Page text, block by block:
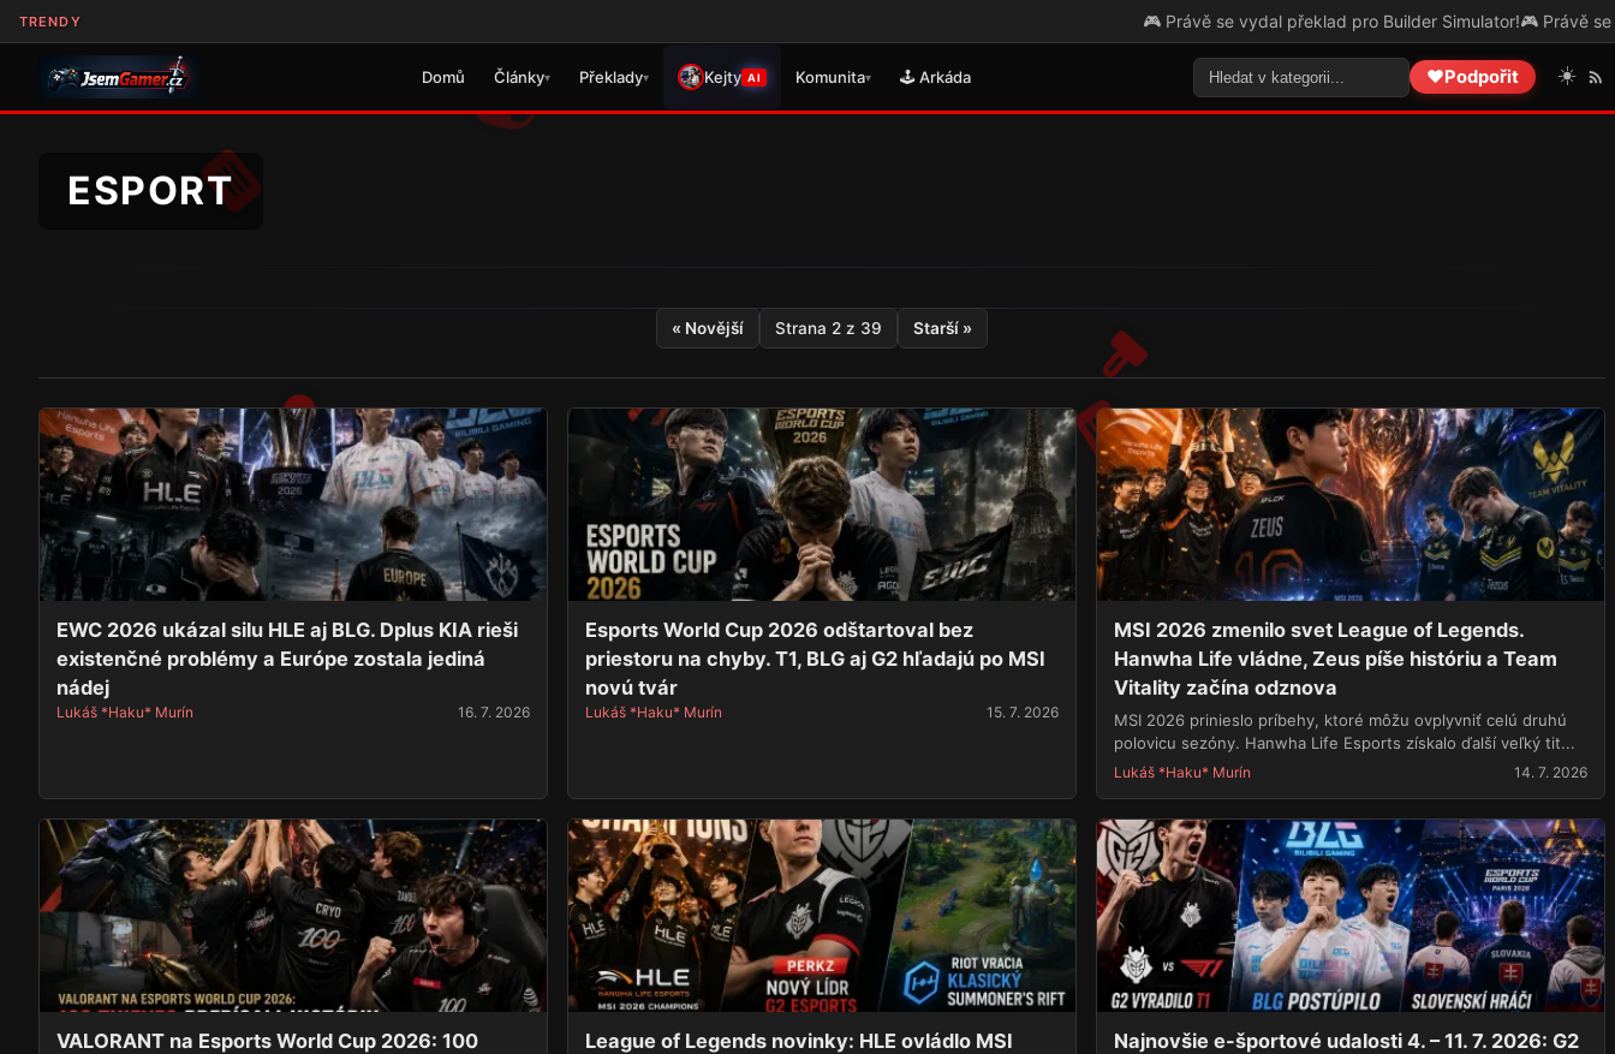
TRENDY 🎮 Právě se vydal překlad pro Builder Simulator!🎮 Právě se vydal
Domů Články▾ Překlady▾ Kejty AI Komunita▾ 🕹️ Arkáda ❤️Podpořit ☀️
ESPORT
« Novější Strana 2 z 39 Starší »
EWC 2026 ukázal silu HLE aj BLG. Dplus KIA rieši
existenčné problémy a Európe zostala jediná
nádej
Lukáš *Haku* Murín 16. 7. 2026
Esports World Cup 2026 odštartoval bez
priestoru na chyby. T1, BLG aj G2 hľadajú po MSI
novú tvár
Lukáš *Haku* Murín 15. 7. 2026
MSI 2026 zmenilo svet League of Legends.
Hanwha Life vládne, Zeus píše históriu a Team
Vitality začína odznova
MSI 2026 prinieslo príbehy, ktoré môžu ovplyvniť celú druhú
polovicu sezóny. Hanwha Life Esports získalo ďalší veľký tit...
Lukáš *Haku* Murín 14. 7. 2026
VALORANT na Esports World Cup 2026: 100
League of Legends novinky: HLE ovládlo MSI
Najnovšie e-športové udalosti 4. – 11. 7. 2026: G2